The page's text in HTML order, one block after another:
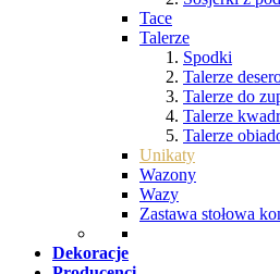
Tace
Talerze
Spodki
Talerze
Talerze do
Talerze
Talerze
Unikaty
Wazony
Wazy
Zastawa stołowa
Dekoracje